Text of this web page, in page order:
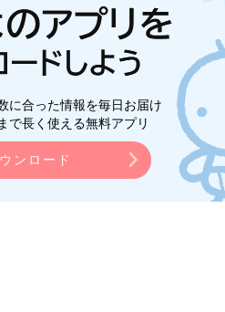
に合った情報を毎日お届け
で長く使える無料アプリ
ンロード